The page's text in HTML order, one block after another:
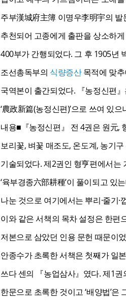
주부漢城府主簿 이명우李明宇의 발
추천되어 고종에게 출판을 상소하
400부가 간행되었다. 그 후 1905년
조선총독부의 식량증산목적에 맞추
국역본이 출간되었다. 『농정신편
‘農政新篇(농정신편)’으로 쓰여 있
내용■『농정신편』 전 4권은 원元,
보리꽃, 벼꽃 매조도, 온도계, 농기
기술되었다. 제2권인 형亨편에서는
‘육부경종六部耕種’이 풀이되고 있
나눈 것으로 여기에서는 뿌리·줄기
이와 같은 서책의 목차 설정은 한편
저본으로 삼았던 인용 문헌 때문이
안종수가 초록한 서책은 첫째가 일
쓰다 센의 『농업삼사』였다. 제1
한문으로 초록한 것이고 ‘배양법’은